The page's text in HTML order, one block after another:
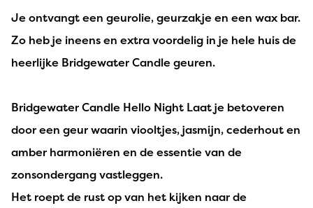
Je ontvangt een geurolie, geurzakje en een wax bar.
Zo heb je ineens en extra voordelig in je hele huis de
heerlijke Bridgewater Candle geuren.
Bridgewater Candle Hello Night Laat je betoveren
door een geur waarin viooltjes, jasmijn, cederhout en
amber harmoniëren en de essentie van de
zonsondergang vastleggen.
Het roept de rust op van het kijken naar de